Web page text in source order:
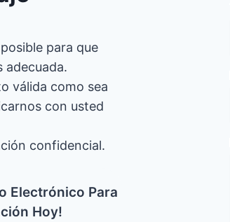
para que
adecuada.
válida como sea
con usted
confidencial.
Electrónico Para
Hoy!